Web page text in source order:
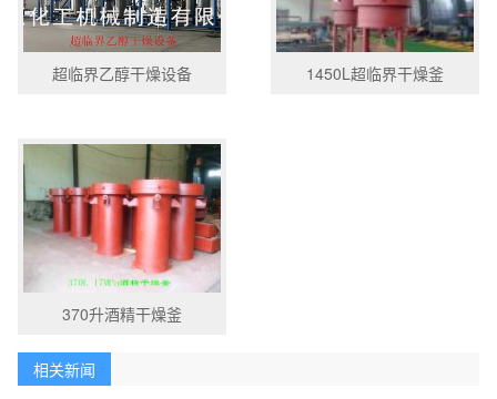
超临界乙醇干燥设备 1450L超临界干燥釜
370升酒精干燥釜
相关新闻